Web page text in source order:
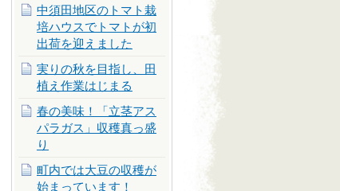
中須田地区のトマト栽
培ハウスでトマトが初
出荷を迎えました
実りの秋を目指し、田
植え作業はじまる
春の美味！「立茎アス
パラガス」収穫真っ盛
り
町内では大豆の収穫が
始まっています！